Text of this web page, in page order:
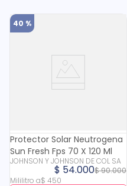
40 %
Protector Solar Neutrogena
Sun Fresh Fps 70 X 120 Ml
JOHNSON Y JOHNSON DE COL SA
$90.000
$ 54.000
Mililitro a$ 450